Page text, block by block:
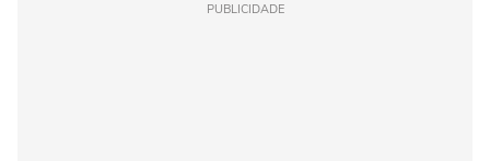
PUBLICIDADE